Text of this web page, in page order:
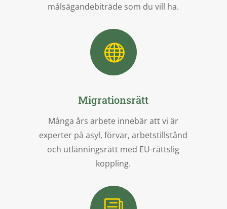
målsägandebiträde som du vill ha.

Migrationsrätt
Många års arbete innebär att vi är
experter på asyl, förvar, arbetstillstånd
och utlänningsrätt med EU-rättslig
koppling.